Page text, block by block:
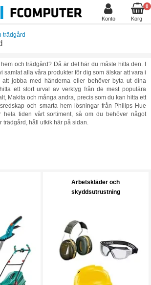
Konto
0
Korg
trädgård
och trädgård? Då är det här du måste hitta den. I
samlat alla våra produkter för dig som älskar att vara i
jobba med händerna eller behöver byta ut dina
ett stort urval av verktyg från de mest populära
Makita och många andra, precis som du kan hitta ett
och smarta hem lösningar från Philips Hue
hela tiden vårt sortiment, så om du behöver något
trädgård, håll utkik här på sidan.
Arbetskläder och
skyddsutrustning